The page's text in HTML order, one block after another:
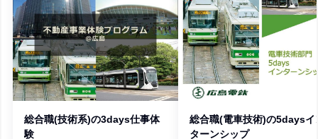
総合職(技術系)の3days仕事体
験
総合職(電車技術)の5daysイ
ターンシップ